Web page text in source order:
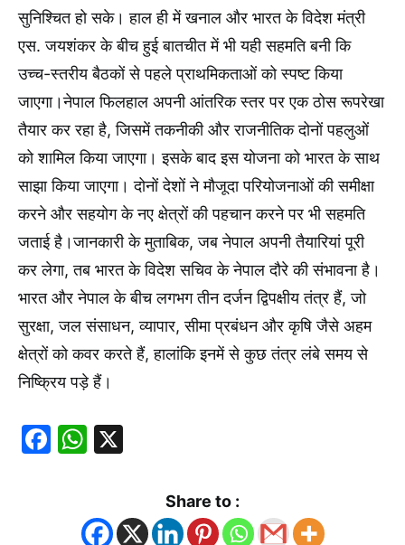
सुनिश्चित हो सके। हाल ही में खनाल और भारत के विदेश मंत्री
एस. जयशंकर के बीच हुई बातचीत में भी यही सहमति बनी कि
उच्च-स्तरीय बैठकों से पहले प्राथमिकताओं को स्पष्ट किया
जाएगा।नेपाल फिलहाल अपनी आंतरिक स्तर पर एक ठोस रूपरेखा
तैयार कर रहा है, जिसमें तकनीकी और राजनीतिक दोनों पहलुओं
को शामिल किया जाएगा। इसके बाद इस योजना को भारत के साथ
साझा किया जाएगा। दोनों देशों ने मौजूदा परियोजनाओं की समीक्षा
करने और सहयोग के नए क्षेत्रों की पहचान करने पर भी सहमति
जताई है।जानकारी के मुताबिक, जब नेपाल अपनी तैयारियां पूरी
कर लेगा, तब भारत के विदेश सचिव के नेपाल दौरे की संभावना है।
भारत और नेपाल के बीच लगभग तीन दर्जन द्विपक्षीय तंत्र हैं, जो
सुरक्षा, जल संसाधन, व्यापार, सीमा प्रबंधन और कृषि जैसे अहम
क्षेत्रों को कवर करते हैं, हालांकि इनमें से कुछ तंत्र लंबे समय से
निष्क्रिय पड़े हैं।
Facebook
WhatsApp
Share to :